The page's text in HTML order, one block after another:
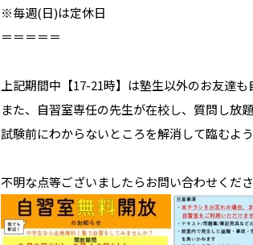
※毎週(日)は定休日
＝＝＝＝＝
上記期間中【17-21時】は塾生以外のお友達も
また、自習室専任の先生が在校し、質問し放題
試験前にわからないところを解消して臨むよ
不明な点等ございましたらお問い合わせくださ